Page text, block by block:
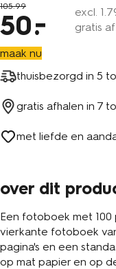
105.99
50 excl. 1
gratis
maak nu
thuisbezorgd in 5
gratis afhalen in 7
met liefde en
over dit
Een fotoboek met 100
vierkante fotoboek
pagina's en een
op mat papier en op